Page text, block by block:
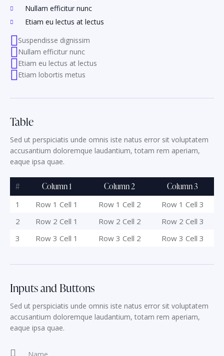
Nullam efficitur nunc
Etiam eu lectus at lectus
Suspendisse dignissim
Nullam efficitur nunc
Etiam eu lectus at lectus
Etiam lobortis metus
Table
Sed ut perspiciatis unde omnis iste natus error sit voluptatem
accusantium doloremque laudantium, totam rem aperiam,
eaque ipsa quae.
# Column 1 Column 2 Column 3
1 Row 1 Cell 1 Row 1 Cell 2
Row 1 Cell 3
2
Row 2 Cell 1 Row 2 Cell 2
Row 2 Cell 3
3
Row 3 Cell 1 Row 3 Cell 2 Row 3 Cell 3
Inputs and Buttons
Sed ut perspiciatis unde omnis iste natus error sit voluptatem
accusantium doloremque laudantium, totam rem aperiam,
eaque ipsa quae.